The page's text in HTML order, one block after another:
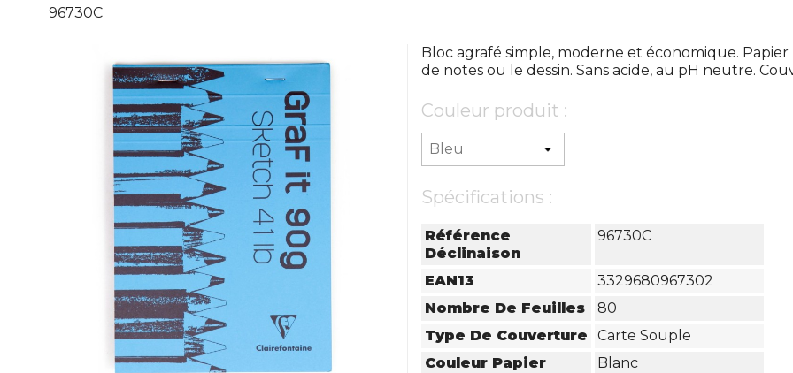
96730C
Bloc agrafé simple, moderne et économique.
de notes ou le dessin. Sans acide, au pH neutre.
Couleur produit :
Spécifications :
Référence
Déclinaison
96730C
EAN13
3329680967302
Nombre De Feuilles
80
Type De Couverture
Carte Souple
Couleur Papier
Blanc